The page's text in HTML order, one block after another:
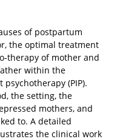
of postpartum
the optimal treatment
therapy of mother and
within the
(PIP).
the setting, the
mothers, and
to. A detailed
the clinical work